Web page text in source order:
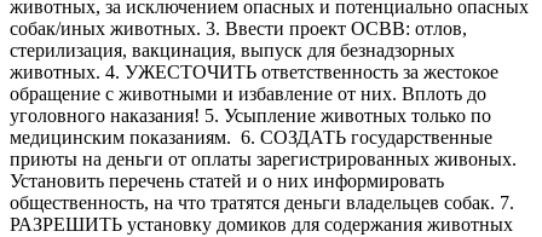
животных, за исключением опасных и потенциально опасных
собак/иных животных. 3. Ввести проект ОСВВ: отлов,
стерилизация, вакцинация, выпуск для безнадзорных
животных. 4. УЖЕСТОЧИТЬ ответственность за жестокое
обращение с животными и избавление от них. Вплоть до
уголовного наказания! 5. Усыпление животных только по
медицинским показаниям. 6. СОЗДАТЬ государственные
приюты на деньги от оплаты зарегистрированных живоных.
Установить перечень статей и о них информировать
общественность, на что тратятся деньги владельцев собак. 7.
РАЗРЕШИТЬ установку домиков для содержания животных